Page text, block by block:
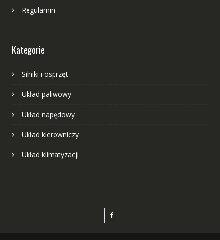
Regulamin
Kategorie
Silniki i osprzęt
Układ paliwowy
Układ napędowy
Układ kierowniczy
Układ klimatyzacji